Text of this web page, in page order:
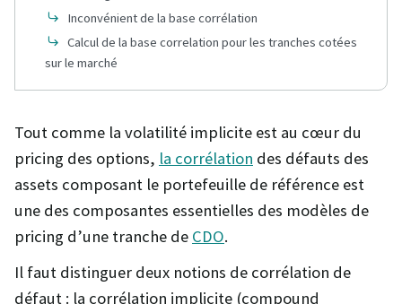
Inconvénient de la base corrélation
Calcul de la base correlation pour les tranches cotées
sur le marché
Tout comme la volatilité implicite est au cœur du
pricing des options, la corrélation des défauts des
assets composant le portefeuille de référence est
une des composantes essentielles des modèles de
pricing d’une tranche de CDO.
Il faut distinguer deux notions de corrélation de
défaut : la corrélation implicite (compound